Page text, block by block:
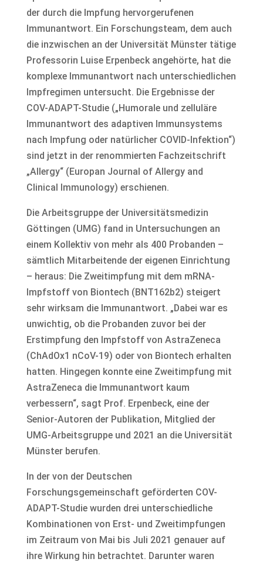
der durch die Impfung hervorgerufenen
Immunantwort. Ein Forschungsteam, dem auch
die inzwischen an der Universität Münster tätige
Professorin Luise Erpenbeck angehörte, hat die
komplexe Immunantwort nach unterschiedlichen
Impfregimen untersucht. Die Ergebnisse der
COV-ADAPT-Studie („Humorale und zelluläre
Immunantwort des adaptiven Immunsystems
nach Impfung oder natürlicher COVID-Infektion“)
sind jetzt in der renommierten Fachzeitschrift
„Allergy“ (Europan Journal of Allergy and
Clinical Immunology) erschienen.
Die Arbeitsgruppe der Universitätsmedizin
Göttingen (UMG) fand in Untersuchungen an
einem Kollektiv von mehr als 400 Probanden –
sämtlich Mitarbeitende der eigenen Einrichtung
– heraus: Die Zweitimpfung mit dem mRNA-
Impfstoff von Biontech (BNT162b2) steigert
sehr wirksam die Immunantwort. „Dabei war es
unwichtig, ob die Probanden zuvor bei der
Erstimpfung den Impfstoff von AstraZeneca
(ChAdOx1 nCoV-19) oder von Biontech erhalten
hatten. Hingegen konnte eine Zweitimpfung mit
AstraZeneca die Immunantwort kaum
verbessern“, sagt Prof. Erpenbeck, eine der
Senior-Autoren der Publikation, Mitglied der
UMG-Arbeitsgruppe und 2021 an die Universität
Münster berufen.
In der von der Deutschen
Forschungsgemeinschaft geförderten COV-
ADAPT-Studie wurden drei unterschiedliche
Kombinationen von Erst- und Zweitimpfungen
im Zeitraum von Mai bis Juli 2021 genauer auf
ihre Wirkung hin betrachtet. Darunter waren